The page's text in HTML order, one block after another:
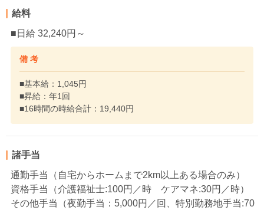
給料
■日給 32,240円～
備 考
■基本給：1,045円
■昇給：年1回
■16時間の時給合計：19,440円
諸手当
通勤手当（自宅からホームまで2km以上ある場合のみ）
資格手当（介護福祉士:100円／時 ケアマネ:30円／時）
その他手当（夜勤手当：5,000円／回、特別勤務地手当:70